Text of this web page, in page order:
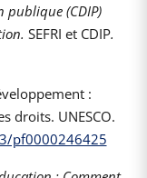
publique (CDIP)
SEFRI et CDIP.
:
droits. UNESCO.
pf0000246425